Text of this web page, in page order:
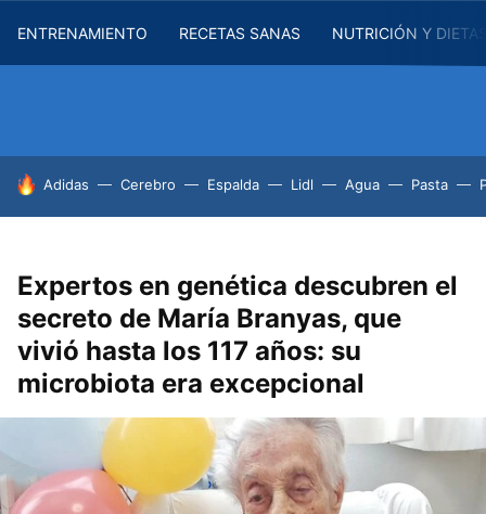
ENTRENAMIENTO RECETAS SANAS NUTRICIÓN Y
HOY SE HABLA DE
Adidas Cerebro Espalda Lidl Agua Pasta
Expertos en genética descubren el
secreto de María Branyas, que
vivió hasta los 117 años: su
microbiota era excepcional